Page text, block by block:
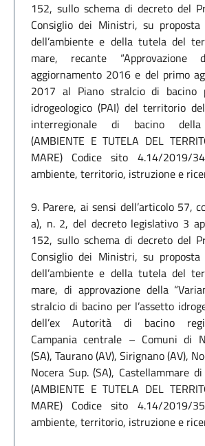
152, sullo schema di decreto del
Consiglio dei Ministri, su
dell’ambiente e della tutela del
mare, recante “Approvazione
aggiornamento 2016 e del primo
2017 al Piano stralcio di bacino
idrogeologico (PAI) del territorio
interregionale di bacino della
(AMBIENTE E TUTELA DEL
MARE) Codice sito 4.14/2019/
ambiente, territorio, istruzione e
9. Parere, ai sensi dell’articolo 57,
a), n. 2, del decreto legislativo 3
152, sullo schema di decreto del
Consiglio dei Ministri, su
dell’ambiente e della tutela del
mare, di approvazione della
stralcio di bacino per l’assetto
dell’ex Autorità di bacino
Campania centrale – Comuni di
(SA), Taurano (AV), Sirignano (AV),
Nocera Sup. (SA), Castellammare di
(AMBIENTE E TUTELA DEL
MARE) Codice sito 4.14/2019/
ambiente, territorio, istruzione e